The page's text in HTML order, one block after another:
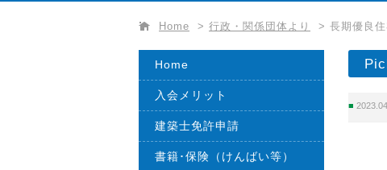
Home > 行政・関係団体より > 長期優良
Home
入会メリット
建築士免許申請
書籍･保険（けんばい等）